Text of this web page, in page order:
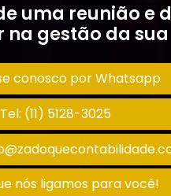
uma reunião e
gestão da
conosco por Whatsapp
Tel: (11) 5128-3025
nós ligamos para você!